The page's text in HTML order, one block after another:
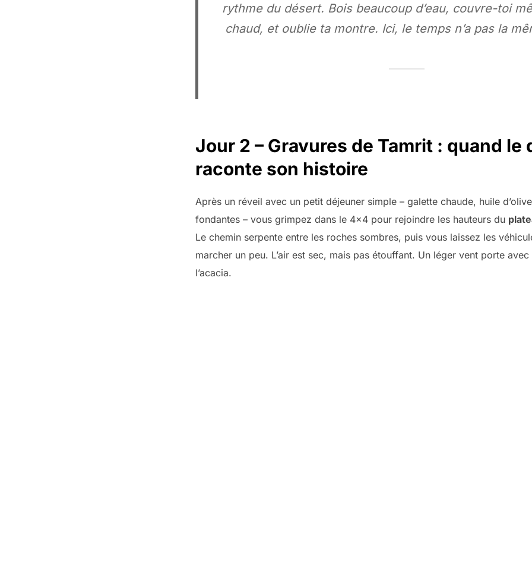
rythme du désert. Bois beaucoup d’eau, couvre-toi
chaud, et oublie ta montre. Ici, le temps n’a pas la
Jour 2 – Gravures de Tamrit : quand le
raconte son histoire
Après un réveil avec un petit déjeuner simple – galette chaude, huile
fondantes – vous grimpez dans le 4×4 pour rejoindre les hauteurs du
Le chemin serpente entre les roches sombres, puis vous laissez les
marcher un peu. L’air est sec, mais pas étouffant. Un léger vent porte avec
l’acacia.